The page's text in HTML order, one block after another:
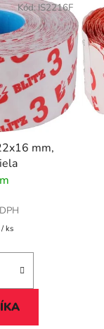
mm,
/ ks
Kód:IS2216F